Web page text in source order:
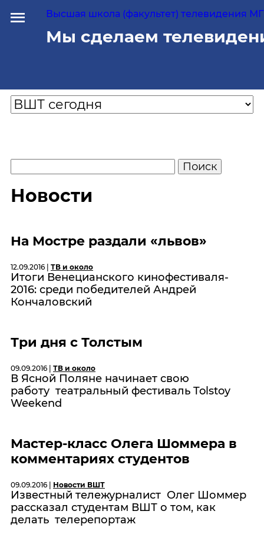
Высшая школа (факультет) телевидения
Мы сделаем
Новости
На Мостре раздали «львов»
12.09.2016 | ТВ и около
Итоги Венецианского кинофестиваля-
2016: среди победителей Андрей
Кончаловский
Три дня с Толстым
09.09.2016 | ТВ и около
В Ясной Поляне начинает свою
работу театральный фестиваль Tolstoy
Weekend
Мастер-класс Олега Шоммера в
комментариях студентов
09.09.2016 | Новости ВШТ
Известный тележурналист Олег Шоммер
рассказал студентам ВШТ о том, как
делать телерепортаж